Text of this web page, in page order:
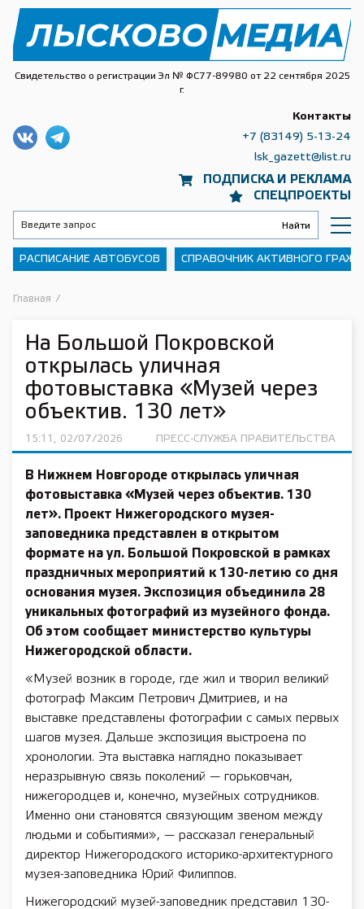
Свидетельство о регистрации Эл № ФС77-89980 от 22 сентября 2025
г.
ПОДПИСКА И РЕКЛАМА
СПЕЦПРОЕКТЫ
Контакты
+7 (83149) 5-13-24
lsk_gazett@list.ru
РАСПИСАНИЕ АВТОБУСОВ СПРАВОЧНИК АКТИВНОГО
Главная /
На Большой Покровской
открылась уличная
фотовыставка «Музей через
объектив. 130 лет»
15:11, 02/07/2026 ПРЕСС-СЛУЖБА ПРАВИТЕЛЬСТВА
В Нижнем Новгороде открылась уличная
фотовыставка «Музей через объектив. 130
лет». Проект Нижегородского музея-
заповедника представлен в открытом
формате на ул. Большой Покровской в рамках
праздничных мероприятий к 130-летию со дня
основания музея. Экспозиция объединила 28
уникальных фотографий из музейного фонда.
Об этом сообщает министерство культуры
Нижегородской области.
«Музей возник в городе, где жил и творил великий
фотограф Максим Петрович Дмитриев, и на
выставке представлены фотографии с самых первых
шагов музея. Дальше экспозиция выстроена по
хронологии. Эта выставка наглядно показывает
неразрывную связь поколений — горьковчан,
нижегородцев и, конечно, музейных сотрудников.
Именно они становятся связующим звеном между
людьми и событиями», — рассказал генеральный
директор Нижегородского историко-архитектурного
музея-заповедника Юрий Филиппов.
Нижегородский музей-заповедник представил 130-